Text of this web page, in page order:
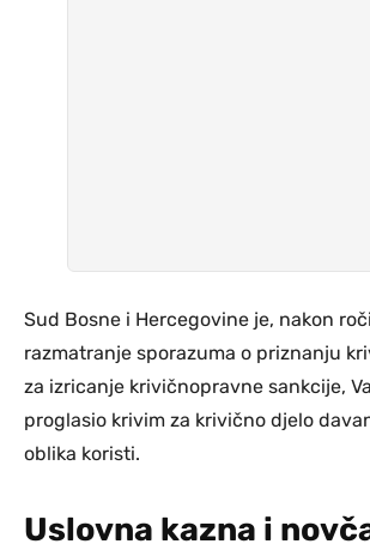
Sud Bosne i Hercegovine je, nakon
razmatranje sporazuma o priznanju
za izricanje krivičnopravne sankcije,
proglasio krivim za krivično djelo
oblika koristi.
Uslovna kazna i